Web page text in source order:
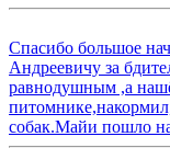
Спасибо большое
Андреевичу за
равнодушным ,а
собак.Майи пошло